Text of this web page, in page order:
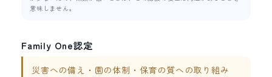
意味しません。
Family One認定
災害への備え・園の体制・保育の質への取り組み